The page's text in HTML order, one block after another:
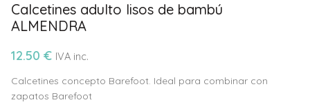
Calcetines adulto lisos de bambú
ALMENDRA
12.50 € IVA inc.
Calcetines concepto Barefoot. Ideal para combinar con
zapatos Barefoot